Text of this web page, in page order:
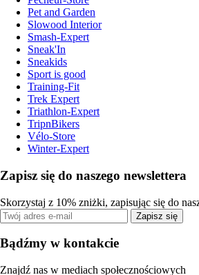
Pet and Garden
Slowood Interior
Smash-Expert
Sneak'In
Sneakids
Sport is good
Training-Fit
Trek Expert
Triathlon-Expert
TripnBikers
Vélo-Store
Winter-Expert
Zapisz się do naszego newslettera
Skorzystaj z 10% zniżki, zapisując się do
Zapisz się
Bądźmy w kontakcie
Znajdź nas w mediach społecznościowych